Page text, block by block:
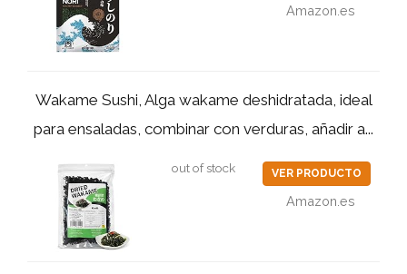
Amazon.es
Wakame Sushi, Alga wakame deshidratada, ideal
para ensaladas, combinar con verduras, añadir a...
out of stock VER PRODUCTO
Amazon.es